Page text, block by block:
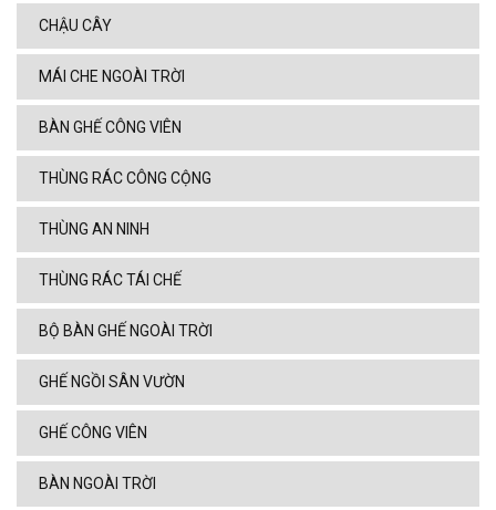
CHẬU CÂY
MÁI CHE NGOÀI TRỜI
BÀN GHẾ CÔNG VIÊN
THÙNG RÁC CÔNG CỘNG
THÙNG AN NINH
THÙNG RÁC TÁI CHẾ
BỘ BÀN GHẾ NGOÀI TRỜI
GHẾ NGỒI SÂN VƯỜN
GHẾ CÔNG VIÊN
BÀN NGOÀI TRỜI